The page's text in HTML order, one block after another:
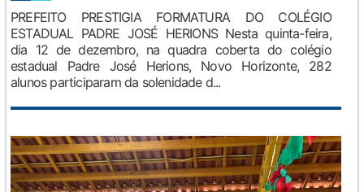
PREFEITO PRESTIGIA FORMATURA DO COLÉGIO
ESTADUAL PADRE JOSÉ HERIONS Nesta quinta-feira,
dia 12 de dezembro, na quadra coberta do colégio
estadual Padre José Herions, Novo Horizonte, 282
alunos participaram da solenidade d...